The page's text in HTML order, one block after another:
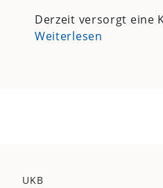
Derzeit versorgt eine
Weiterlesen
UKB